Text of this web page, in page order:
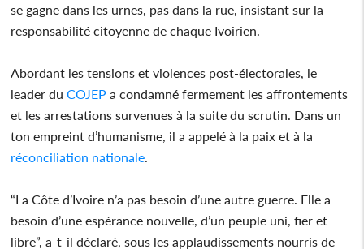
se gagne dans les urnes, pas dans la rue, insistant sur la
responsabilité citoyenne de chaque Ivoirien.
Abordant les tensions et violences post-électorales, le
leader du COJEP a condamné fermement les affrontements
et les arrestations survenues à la suite du scrutin. Dans un
ton empreint d’humanisme, il a appelé à la paix et à la
réconciliation nationale
“La Côte d’Ivoire n’a pas besoin d’une autre guerre. Elle a
besoin d’une espérance nouvelle, d’un peuple uni, fier et
libre”, a-t-il déclaré, sous les applaudissements nourris de